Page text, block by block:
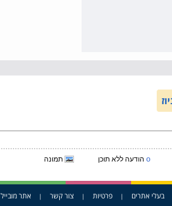
o הודעה ללא תוכן תמונה
בעלי אתרים | פרטיות | צור קשר | אתר מובייל